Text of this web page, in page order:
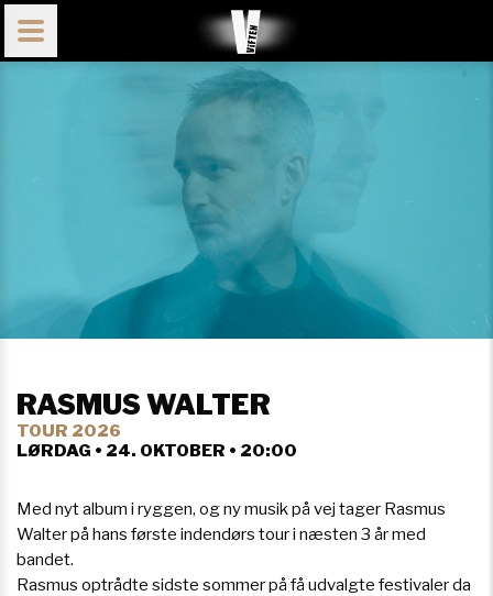
RASMUS WALTER
TOUR 2026
LØRDAG • 24. OKTOBER • 20:00
Med nyt album i ryggen, og ny musik på vej tager Rasmus
Walter på hans første indendørs tour i næsten 3 år med
bandet.
Rasmus optrådte sidste sommer på få udvalgte festivaler da